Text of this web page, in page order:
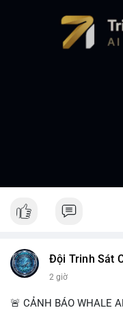
Đội Trinh Sát
2 giờ
🚨 CẢNH BÁO WHALE